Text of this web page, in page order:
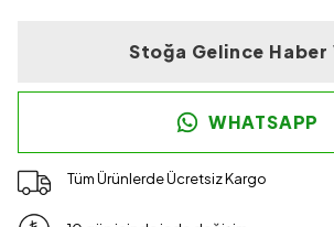
Stoğa Gelince Haber
WHATSAPP
Tüm Ürünlerde Ücretsiz Kargo